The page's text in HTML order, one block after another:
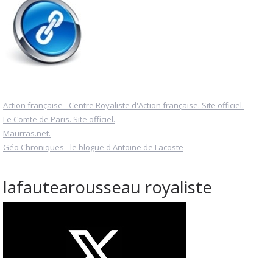
Action française - Centre Royaliste d'Action française. Site officiel.
Le Comte de Paris. Site officiel.
Maurras.net.
Géo Chroniques - le blogue d'Antoine de Lacoste
lafautearousseau royaliste